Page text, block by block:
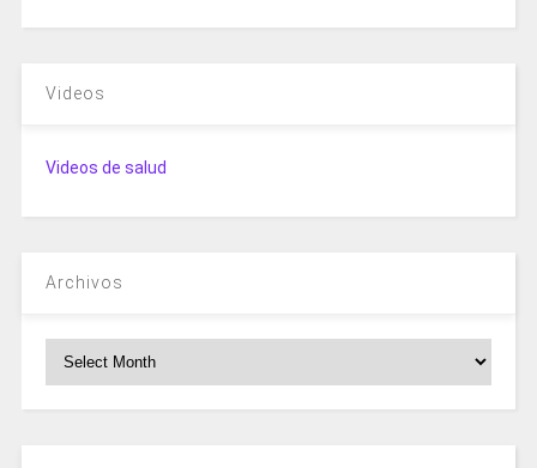
Videos
Videos de salud
Archivos